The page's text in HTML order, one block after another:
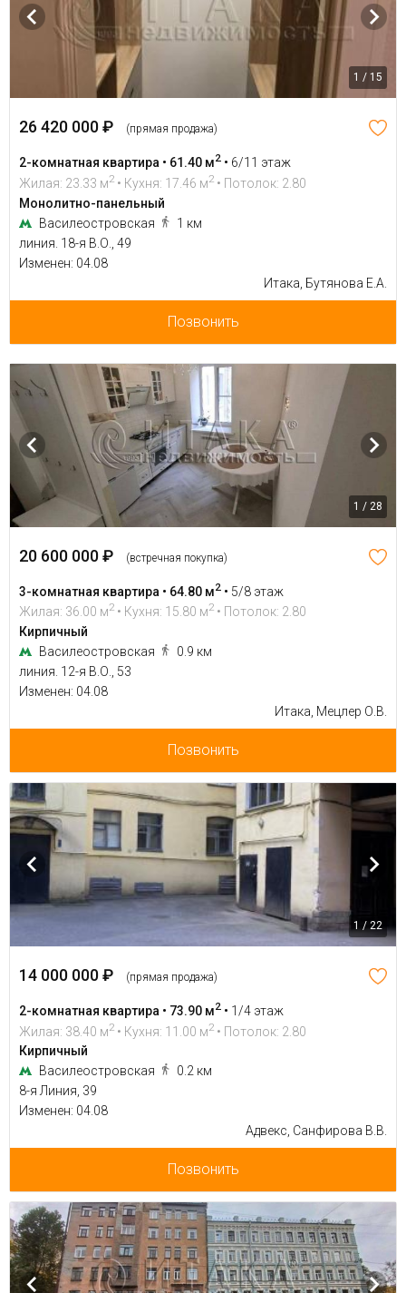
1 / 15
26 420 000 ₽ (прямая продажа)
2-комнатная квартира • 61.40 м2 • 6/11 этаж
Жилая: 23.33 м2 • Кухня: 17.46 м2 • Потолок: 2.80
Монолитно-панельный
Василеостровская
1 км
линия. 18-я В.О., 49
Изменен: 04.08
Итака, Бутянова Е.А.
Позвонить
1 / 28
20 600 000 ₽ (встречная покупка)
3-комнатная квартира • 64.80 м2 • 5/8 этаж
Жилая: 36.00 м2 • Кухня: 15.80 м2 • Потолок: 2.80
Кирпичный
Василеостровская
0.9 км
линия. 12-я В.О., 53
Изменен: 04.08
Итака, Мецлер О.В.
Позвонить
1 / 22
14 000 000 ₽ (прямая продажа)
2-комнатная квартира • 73.90 м2 • 1/4 этаж
Жилая: 38.40 м2 • Кухня: 11.00 м2 • Потолок: 2.80
Кирпичный
Василеостровская
0.2 км
8-я Линия, 39
Изменен: 04.08
Адвекс, Санфирова В.В.
Позвонить